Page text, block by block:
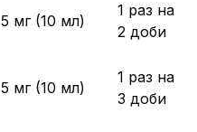
5 мг (10 мл)
1 раз на
2 доби
5 мг (10 мл)
1 раз на
3 доби